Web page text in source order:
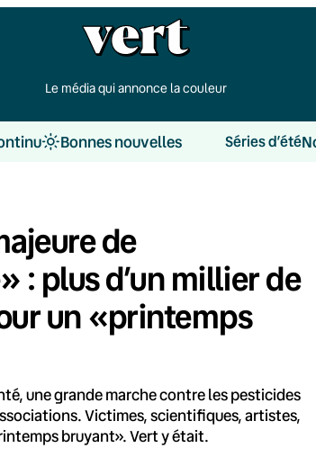
Le média qui annonce la couleur
Bonnes nouvelles Séries d’été
de
: plus d’un millier de
un «printemps
une grande marche contre les pesticides
Victimes, scientifiques, artistes,
bruyant». Vert y était.